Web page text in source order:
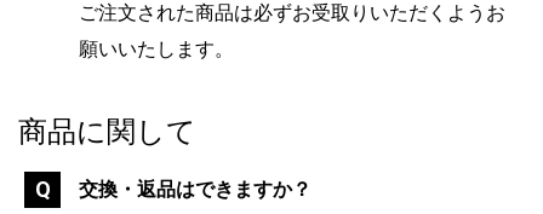
ご注文された商品は必ずお受取りいただくようお
願いいたします。
商品に関して
交換・返品はできますか？